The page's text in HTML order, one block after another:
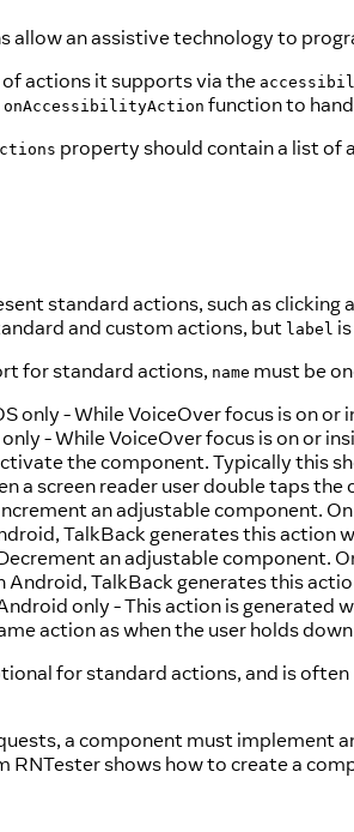
allow an assistive technology to
actions it supports via the
onAccessibilityAction function to
property should contain a list of
standard actions, such as
and custom actions, but label
for standard actions, name must be
only - While VoiceOver focus is on
only - While VoiceOver focus is on or
the component. Typically this
a screen reader user double taps the
an adjustable component.
TalkBack generates this action
an adjustable component.
Android, TalkBack generates this
only - This action is generated
action as when the user holds
for standard actions, and is
a component must implement
RNTester shows how to create a